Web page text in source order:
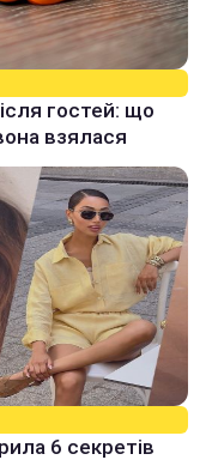
гостей: що
взялася
6 секретів